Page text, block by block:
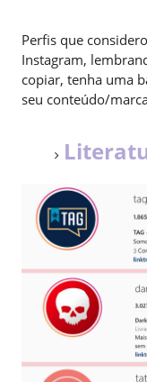
Perfis que
Instagram,
copiar, tenha uma
seu conteúdo/